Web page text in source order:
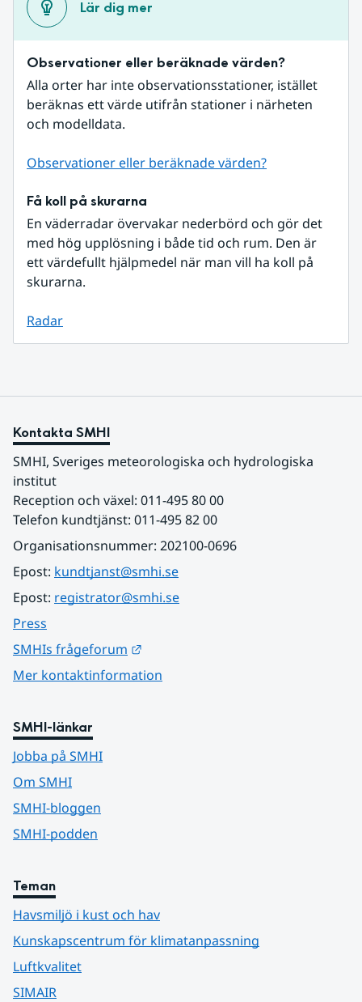
Lär dig mer
Observationer eller beräknade värden?
Alla orter har inte observationsstationer, istället
beräknas ett värde utifrån stationer i närheten
och modelldata.
Observationer eller beräknade värden?
Få koll på skurarna
En väderradar övervakar nederbörd och gör det
med hög upplösning i både tid och rum. Den är
ett värdefullt hjälpmedel när man vill ha koll på
skurarna.
Radar
Kontakta SMHI
SMHI, Sveriges meteorologiska och hydrologiska
institut
Reception och växel: 011-495 80 00
Telefon kundtjänst: 011-495 82 00
Organisationsnummer: 202100-0696
Epost: kundtjanst@smhi.se
Epost: registrator@smhi.se
Press
SMHIs frågeforum
Mer kontaktinformation
SMHI-länkar
Jobba på SMHI
Om SMHI
SMHI-bloggen
SMHI-podden
Teman
Havsmiljö i kust och hav
Kunskapscentrum för klimatanpassning
Luftkvalitet
SIMAIR